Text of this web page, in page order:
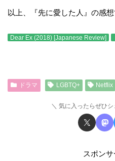
以上、『先に愛した人』の感想
Dear Ex (2018) [Japanese Review]
ドラマ LGBTQ+ Netflix
気に入ったらぜひ
スポン